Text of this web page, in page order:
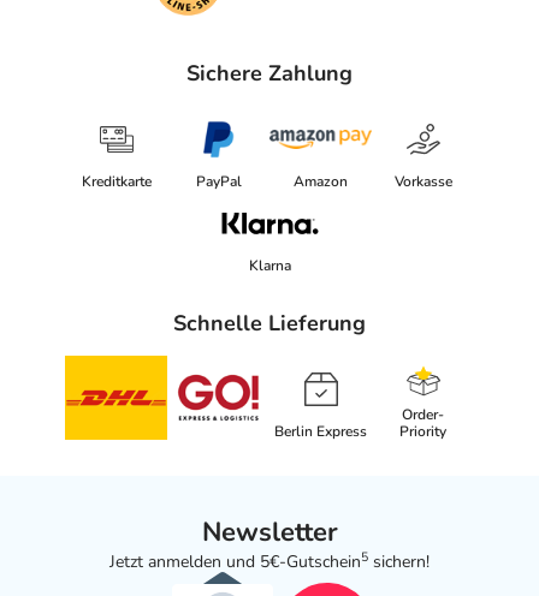
Sichere Zahlung
Kreditkarte PayPal Amazon Vorkasse
Klarna
Schnelle Lieferung
Berlin Express
Order-
Priority
Newsletter
Jetzt anmelden und 5€-Gutschein5 sichern!